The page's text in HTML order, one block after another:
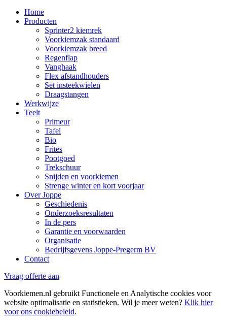
Home
Producten
Sprinter2 kiemrek
Voorkiemzak standaard
Voorkiemzak breed
Regenflap
Vanghaak
Flex afstandhouders
Set insteekwielen
Draagstangen
Werkwijze
Teelt
Primeur
Tafel
Bio
Frites
Pootgoed
Trekschuur
Snijden en voorkiemen
Strenge winter en kort voorjaar
Over Joppe
Geschiedenis
Onderzoeksresultaten
In de pers
Garantie en voorwaarden
Organisatie
Bedrijfsgevens Joppe-Pregerm BV
Contact
Vraag offerte aan
Voorkiemen.nl gebruikt Functionele en Analytische cookies voor
website optimalisatie en statistieken. Wil je meer weten? Klik hier
voor ons cookiebeleid.